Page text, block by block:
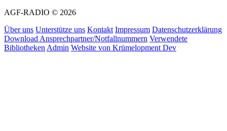
AGF-RADIO © 2026
Über uns Unterstütze uns Kontakt Impressum Datenschutzerklärung
Download Ansprechpartner/Notfallnummern Verwendete
Bibliotheken Admin Website von Krümelopment Dev